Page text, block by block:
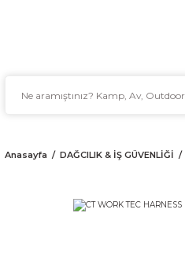
Anasayfa DAĞCILIK & İŞ GÜVENLİĞİ